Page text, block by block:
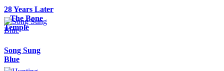
28 Years Later
– The Bone
Temple
Song Sung
Blue